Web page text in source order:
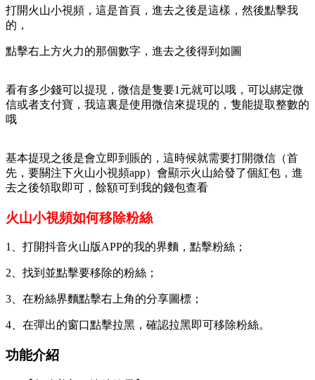
打開火山小視頻，這是首頁，進去之後是這樣，然後點擊我
的，
點擊右上方火力的那個數字，進去之後得到如圖
看有多少錢可以提現，微信是隻要1元就可以哦，可以綁定微
信或者支付寶，我這裏是使用微信來提現的，隻能提取整數的
哦
基本提現之後是會立即到賬的，這時候就需要打開微信（首
先，要關注下火山小視頻app）會顯示火山給發了個紅包，進
去之後領取即可，餘額可到我的錢包查看
火山小視頻如何移除粉絲
1、打開抖音火山版APP的我的界麵，點擊粉絲；
2、找到並點擊要移除的粉絲；
3、在粉絲界麵點擊右上角的分享圖標；
4、在彈出的窗口點擊拉黑，確認拉黑即可移除粉絲。
功能介紹